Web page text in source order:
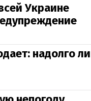
Украине
надолго ли